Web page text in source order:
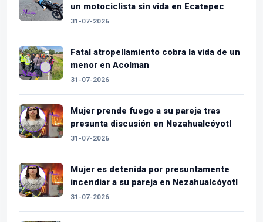
un motociclista sin vida en Ecatepec
31-07-2026
Fatal atropellamiento cobra la vida de un
menor en Acolman
31-07-2026
Mujer prende fuego a su pareja tras
presunta discusión en Nezahualcóyotl
31-07-2026
Mujer es detenida por presuntamente
incendiar a su pareja en Nezahualcóyotl
31-07-2026